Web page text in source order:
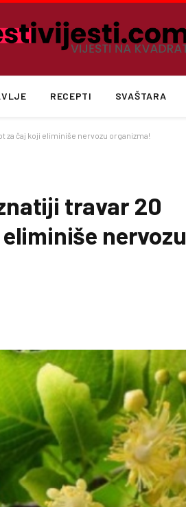
RECEPTI SVAŠTARA
za čaj koji eliminiše nervozu organizma!
travar 20
nervozu